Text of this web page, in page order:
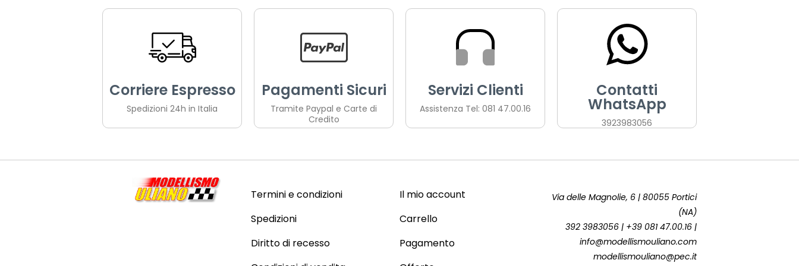
Corriere Espresso
Spedizioni 24h in Italia
Pagamenti Sicuri
Tramite Paypal e Carte di
Credito
Servizi Clienti
Assistenza Tel: 081 47.00.16
Contatti
WhatsApp
3923983056
Termini e condizioni
Spedizioni
Diritto di recesso
Il mio account
Carrello
Pagamento
Via delle Magnolie, 6 | 80055 Portici
(NA)
392 3983056 | +39 081 47.00.16 |
info@modellismouliano.com
modellismouliano@pec.it